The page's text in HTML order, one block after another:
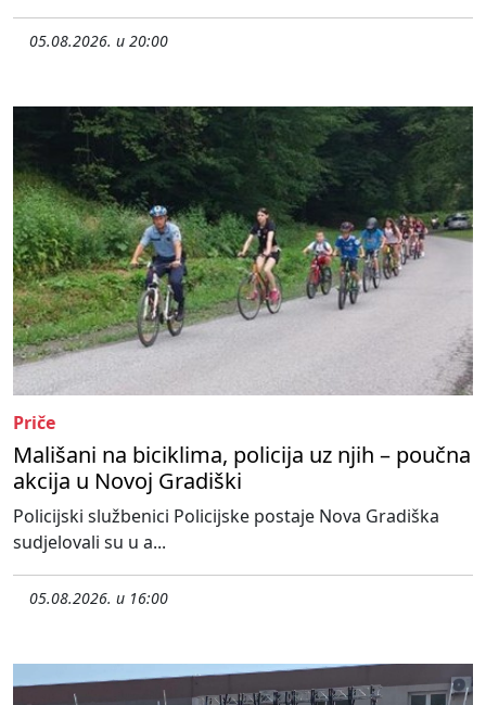
05.08.2026. u 20:00
Priče
Mališani na biciklima, policija uz njih – poučna
akcija u Novoj Gradiški
Policijski službenici Policijske postaje Nova Gradiška
sudjelovali su u a...
05.08.2026. u 16:00